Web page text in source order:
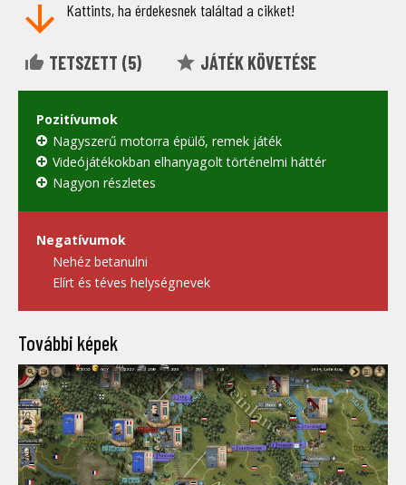
Kattints, ha érdekesnek találtad a cikket!
TETSZETT (5) JÁTÉK KÖVETÉSE
Pozitívumok
Nagyszerű motorra épülő, remek játék
Videójátékokban elhanyagolt történelmi háttér
Nagyon részletes
Negatívumok
Nehéz betanulni
Elírt és téves helységnevek
További képek